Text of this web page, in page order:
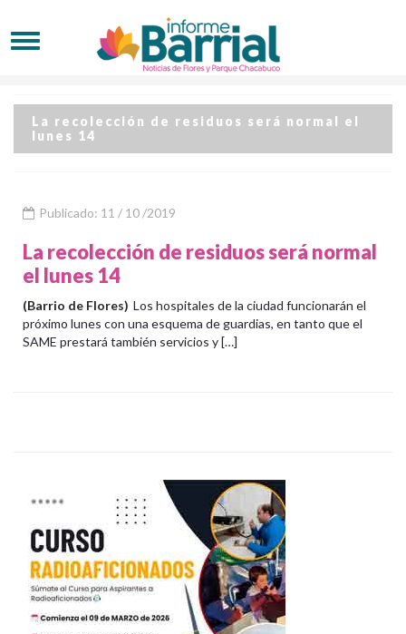
La recolección de residuos será normal el
lunes 14
Publicado: 11 / 10 /2019
La recolección de residuos será normal
el lunes 14
(Barrio de Flores) Los hospitales de la ciudad funcionarán el
próximo lunes con una esquema de guardias, en tanto que el
SAME prestará también servicios y […]